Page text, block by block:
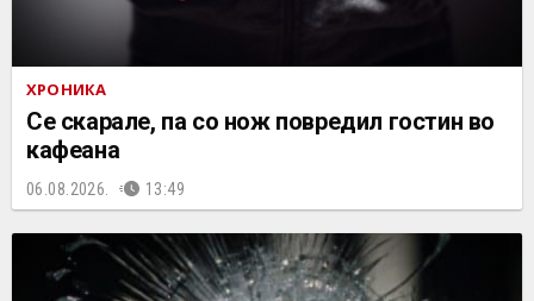
ХРОНИКА
Се скарале, па со нож повредил гостин во
кафеана
06.08.2026. 13:49